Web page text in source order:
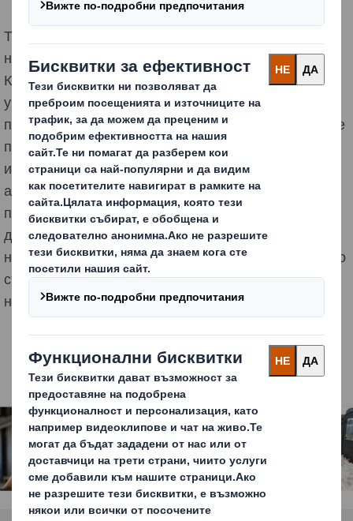
Това предоставя огромни възможности за всички
нас, но също така изисква нови начини на мислене.
Как да доставяме повече продукти, без да
увеличаваме броя на превозните средства, които
претоварват градовете ни? Как да доставяме повече
продукти до домовете на хората, без да ги пълним с
излишни опаковки? Как компаниите могат да се
адаптират към променящите се навици на
пазаруване, като същевременно извършват
дейността си гладко и ефективно? Как можем да
направим продуктите достъпни през границите, като
същевременно гарантираме последователност
навсякъде и винаги?